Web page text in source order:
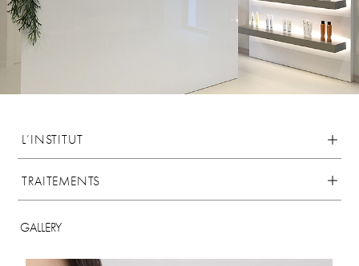
L’INSTITUT
TRAITEMENTS
GALLERY